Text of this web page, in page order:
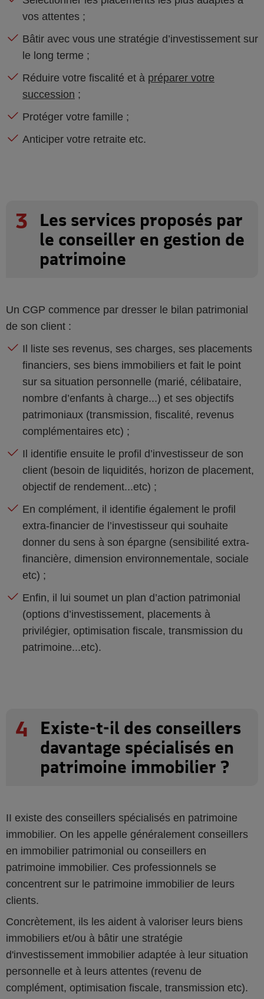
vos attentes ;
Bâtir avec vous une stratégie d’investissement sur
le long terme ;
Réduire votre fiscalité et à préparer votre
succession ;
Protéger votre famille ;
Anticiper votre retraite etc.
3
Les services proposés par
le conseiller en gestion de
patrimoine
Un CGP commence par dresser le bilan patrimonial
de son client :
Il liste ses revenus, ses charges, ses placements
financiers, ses biens immobiliers et fait le point
sur sa situation personnelle (marié, célibataire,
nombre d’enfants à charge...) et ses objectifs
patrimoniaux (transmission, fiscalité, revenus
complémentaires etc) ;
Il identifie ensuite le profil d’investisseur de son
client (besoin de liquidités, horizon de placement,
objectif de rendement...etc) ;
En complément, il identifie également le profil
extra-financier de l’investisseur qui souhaite
donner du sens à son épargne (sensibilité extra-
financière, dimension environnementale, sociale
etc) ;
Enfin, il lui soumet un plan d’action patrimonial
(options d’investissement, placements à
privilégier, optimisation fiscale, transmission du
patrimoine...etc).
4
Existe-t-il des conseillers
davantage spécialisés en
patrimoine immobilier ?
II existe des conseillers spécialisés en patrimoine
immobilier. On les appelle généralement conseillers
en immobilier patrimonial ou conseillers en
patrimoine immobilier. Ces professionnels se
concentrent sur le patrimoine immobilier de leurs
clients.
Concrètement, ils les aident à valoriser leurs biens
immobiliers et/ou à bâtir une stratégie
d'investissement immobilier adaptée à leur situation
personnelle et à leurs attentes (revenu de
complément, optimisation fiscale, transmission etc).